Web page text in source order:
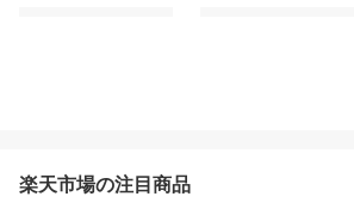
楽天市場の注目商品